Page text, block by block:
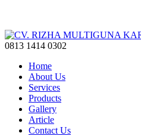
0813 1414 0302
Home
About Us
Services
Products
Gallery
Article
Contact Us